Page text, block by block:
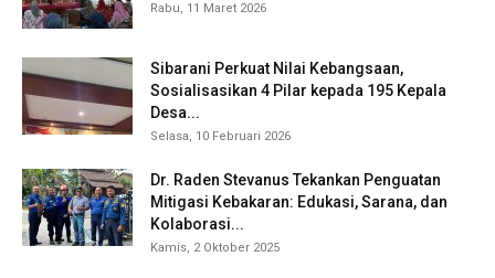
Rabu, 11 Maret 2026
Sibarani Perkuat Nilai Kebangsaan,
Sosialisasikan 4 Pilar kepada 195 Kepala
Desa...
Selasa, 10 Februari 2026
Dr. Raden Stevanus Tekankan Penguatan
Mitigasi Kebakaran: Edukasi, Sarana, dan
Kolaborasi...
Kamis, 2 Oktober 2025